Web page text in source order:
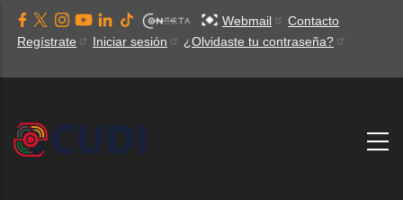
Pasar
Webmail
Contacto
Regístrate
Iniciar sesión ¿Olvidaste tu contraseña?